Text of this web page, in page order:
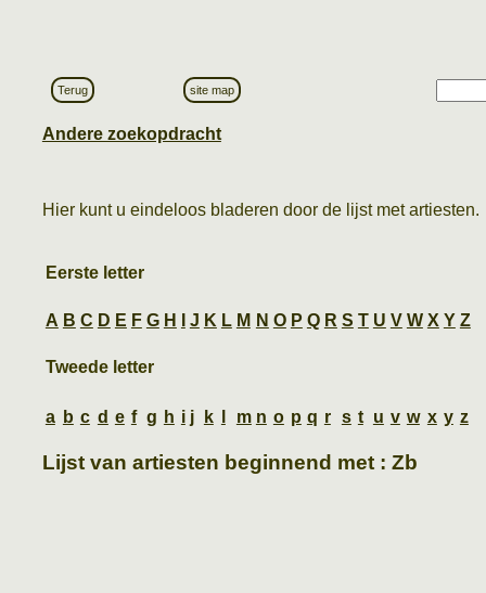
Terug site map
Andere zoekopdracht
Hier kunt u eindeloos bladeren door de lijst met artiesten.
Eerste letter
A B C D E F G H J K L M N O P Q R S T U V W X Y Z
Tweede letter
a b c d e f g h i j k m n o p q r s t u v w x y z
Lijst van artiesten beginnend met : Zb